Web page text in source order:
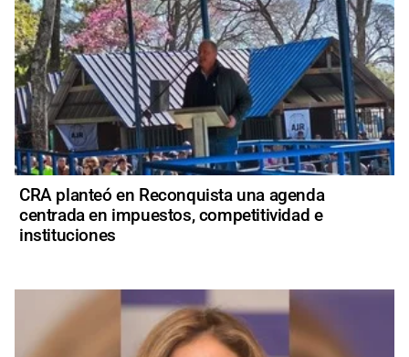
CRA planteó en Reconquista una agenda
centrada en impuestos, competitividad e
instituciones